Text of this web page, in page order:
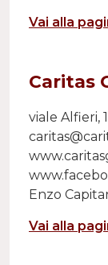
Vai alla
Caritas
viale Alfieri,
Enzo
Vai alla